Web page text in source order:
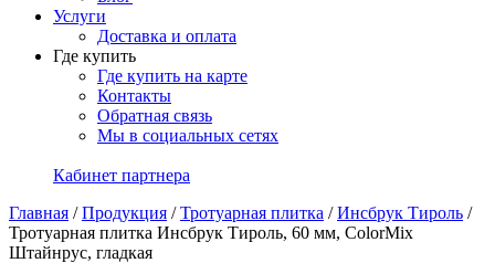
Услуги
Доставка и оплата
Где купить
Где купить на карте
Контакты
Обратная связь
Мы в социальных сетях
Кабинет партнера
Главная /Продукция /Тротуарная плитка /Инсбрук Тироль /
Тротуарная плитка Инсбрук Тироль, 60 мм, ColorMix
Штайнрус, гладкая